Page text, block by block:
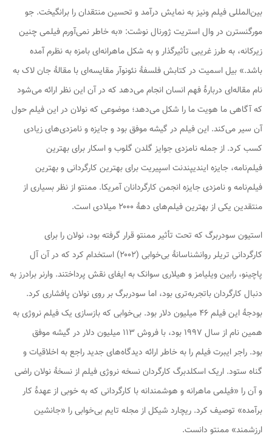
بین‌المللی فیلم ونیز به نمایش درآمد و تحسین منتقدان را برانگیخت. جو
مورگنسترن دروال استریت ژورنالنوشت: «به خاطر نمی‌آورم فیلمی چنین
زیرکانه، به طرز غریبی تأثیرگذار و به شکل ماهرانه‌ای بامزه به نظرم آمده
باشد.» بیل اسمیت در کتابشفلسفهٔ نئونوآرمقایسه‌ای با مقالهٔ جان لاک به
ناممقاله‌ای دربارهٔ فهم انسانانجام می‌دهد که در آن این نظر ارائه می‌شود
که آگاهی ما هویت ما را شکل می‌دهد؛ موضوعی که نولان در این فیلم حول
آن سیر می‌کند. این فیلم در گیشه موفق بود و جایزه و نامزدی‌های زیادی
کسب کرد. از جمله نامزدی جوایز گلدن گلوب و اسکار برای بهترین
فیلم‌نامه، جایزه ایندیپندنت اسپیریت برای بهترین کارگردانی و بهترین
فیلم‌نامه و نامزدی جایزه انجمن کارگردانان آمریکا. ممنتواز نظر بسیاری از
منتقدین یکی از بهترین فیلم‌های دههٔ ۲۰۰۰ میلادی است.
استیون سودربرگ که تحت تأثیرممنتوقرار گرفته بود، نولان را برای
کارگردانی تریلر روانشناسانهٔبی‌خوابی
(۲۰۰۲) استخدام کرد که در آن آل
پاچینو، رابین ویلیامز و هیلاری سوانک به ایفای نقش پرداختند. وارنر برادرز به
دنبال کارگردان باتجربه‌تری بود، اما سودربرگ بر روی نولان پافشاری کرد.
بودجهٔ این فیلم ۴۶ میلیون دلار بود.
بی‌خوابی که بازسازی یک فیلم نروژی به
همین نام از سال ۱۹۹۷ بود، با فروش ۱۱۳ میلیون دلار در گیشه موفق
بود. راجر ایبرت فیلم را به خاطر ارائه دیدگاه‌های جدید راجع به اخلاقیات و
گناه ستود. اریک اسکلدبرگ کارگردان نسخه نروژی فیلم از نسخهٔ نولان راضی
و آن را «فیلمی ماهرانه و هوشمندانه با کارگردانی که به خوبی از عهدهٔ کار
برآمده» توصیف کرد. ریچارد شیکل از مجله تایمبی‌خوابیرا «جانشین
ارزشمند» ممنتو دانست.